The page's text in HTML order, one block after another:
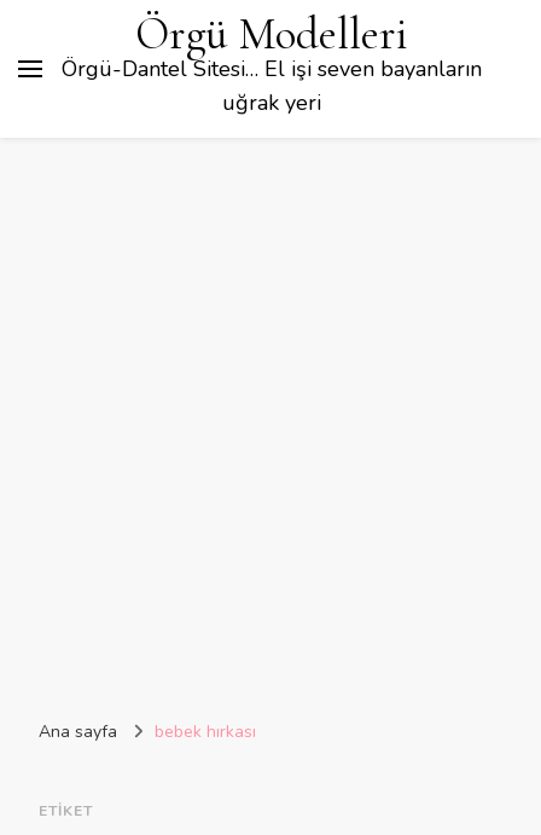
Örgü Modelleri
Örgü-Dantel Sitesi… El işi seven bayanların
uğrak yeri
Ana sayfa bebek hırkası
ETIKET